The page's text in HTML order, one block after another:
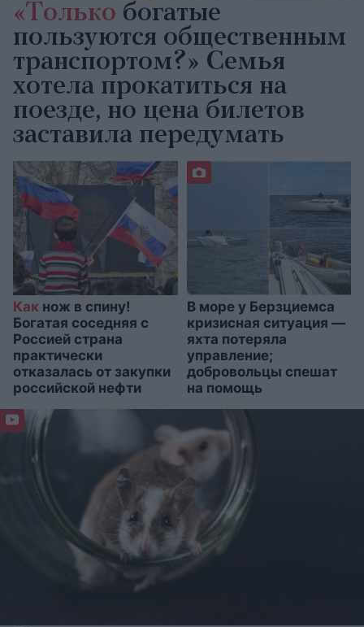
«Только богатые
пользуются общественным
транспортом?» Семья
хотела прокатиться на
поезде, но цена билетов
заставила передумать
Как нож в спину!
Богатая соседняя с
Россией страна
практически
отказалась от закупки
российской нефти
В море у Берзциемса
кризисная ситуация —
яхта потеряла
управление;
добровольцы спешат
на помощь